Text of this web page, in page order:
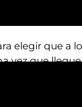
perfecto de
n’ Pizza!
elegir que a
que
a prueba su
dieciocho
el momento